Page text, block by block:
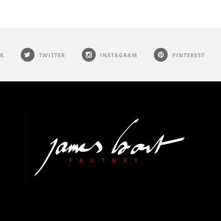
TWITTER INSTAGRAM PINTEREST